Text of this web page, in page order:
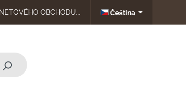
OBCHODU... Čeština